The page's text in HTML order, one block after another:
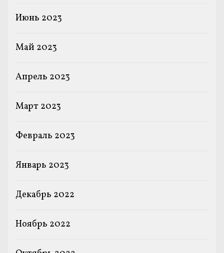
Июнь 2023
Май 2023
Апрель 2023
Март 2023
Февраль 2023
Январь 2023
Декабрь 2022
Ноябрь 2022